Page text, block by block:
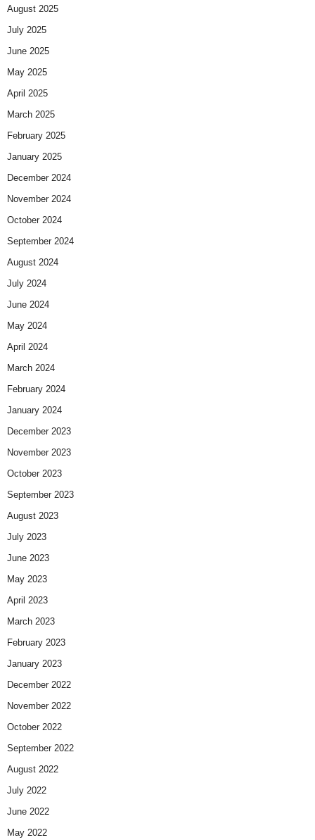
August 2025
July 2025
June 2025
May 2025
April 2025
March 2025
February 2025
January 2025
December 2024
November 2024
October 2024
September 2024
August 2024
July 2024
June 2024
May 2024
April 2024
March 2024
February 2024
January 2024
December 2023
November 2023
October 2023
September 2023
August 2023
July 2023
June 2023
May 2023
April 2023
March 2023
February 2023
January 2023
December 2022
November 2022
October 2022
September 2022
August 2022
July 2022
June 2022
May 2022